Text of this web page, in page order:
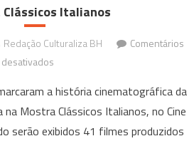
Italianos
Redação Culturaliza BH
Comentários
desativados
Clássicos
Italianos
a história cinematográfica da
Mostra Clássicos Italianos, no Cine
serão exibidos 41 filmes produzidos